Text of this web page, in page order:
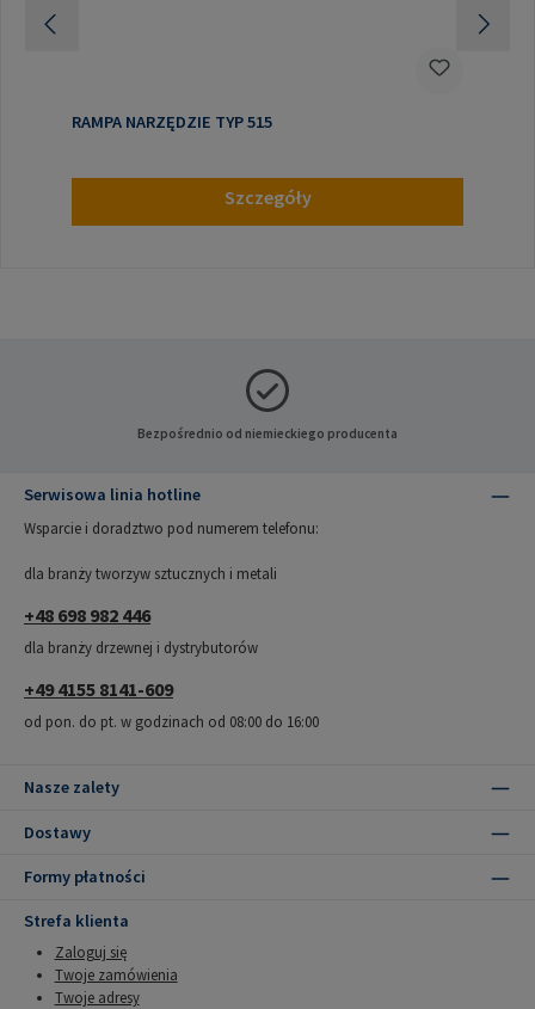
RAMPA NARZĘDZIE TYP 515
Szczegóły
Bezpośrednio od niemieckiego producenta
Serwisowa linia hotline
Wsparcie i doradztwo pod numerem telefonu:
dla branży tworzyw sztucznych i metali
+48 698 982 446
dla branży drzewnej i dystrybutorów
+49 4155 8141-609
od pon. do pt. w godzinach od 08:00 do 16:00
Nasze zalety
Dostawy
Formy płatności
Strefa klienta
Zaloguj się
Twoje zamówienia
Twoje adresy